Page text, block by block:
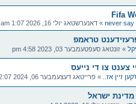
Fifa
never say
» דאנערשטאג יולי 16, 2026 1:07 am
טראמפ
» זונטאג סעפטעמבער 03, 2023 4:58 pm
צענט צו די נייעס
זיין אז.. » פרייטאג דעצעמבער 06, 2024 12:07 am
מדינת ישראל